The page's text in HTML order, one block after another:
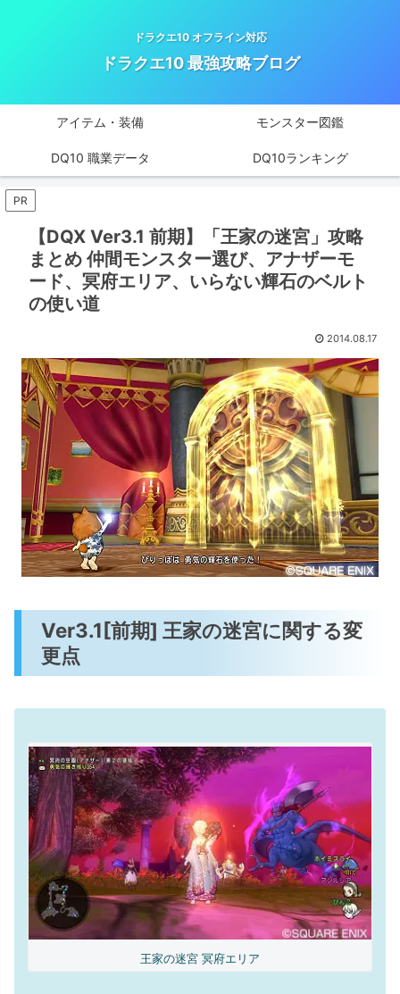
ドラクエ10 オフライン対応
ドラクエ10 最強攻略ブログ
アイテム・装備 モンスター図鑑
DQ10 職業データ DQ10ランキング
PR
【DQX Ver3.1 前期】「王家の迷宮」攻略
まとめ 仲間モンスター選び、アナザーモ
ード、冥府エリア、いらない輝石のベルト
の使い道
2014.08.17
Ver3.1[前期] 王家の迷宮に関する変
更点
王家の迷宮 冥府エリア